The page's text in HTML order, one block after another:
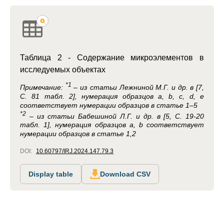
Таблица 2 - Содержание микроэлементов в
исследуемых объектах
Примечание: *1 – из статьи Лежниной М.Г. и др. в [7,
С. 81 табл. 2], нумерация образцов a, b, c, d, e
соответствует нумерации образцов в статье 1–5
*2 – из статьи Бабешиной Л.Г. и др. в [5, С. 19-20
табл. 1], нумерация образцов а, b соответствует
нумерации образцов в статье 1,2
DOI: 10.60797/IRJ.2024.147.79.3
Display table Download CSV